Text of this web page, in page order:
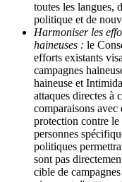
toutes les langues,
politique et de
Harmoniser les
haineuses : le
efforts existants
campagnes
haineuse et
attaques directes à
comparaisons avec
protection contre le
personnes
politiques
sont pas
cible de